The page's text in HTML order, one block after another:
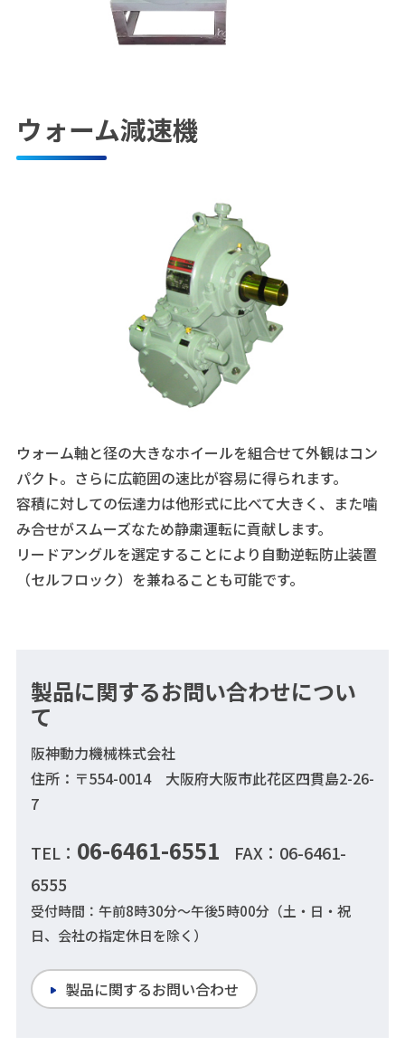
ウォーム減速機
ウォーム軸と径の大きなホイールを組合せて外観はコン
パクト。さらに広範囲の速比が容易に得られます。
容積に対しての伝達力は他形式に比べて大きく、また噛
み合せがスムーズなため静粛運転に貢献します。
リードアングルを選定することにより自動逆転防止装置
（セルフロック）を兼ねることも可能です。
製品に関するお問い合わせについ
て
阪神動力機械株式会社
住所：〒554-0014 大阪府大阪市此花区四貫島2-26-
7
TEL： 06-6461-6551
FAX：06-6461-
6555
受付時間：午前8時30分～午後5時00分（土・日・祝
日、会社の指定休日を除く）
製品に関するお問い合わせ